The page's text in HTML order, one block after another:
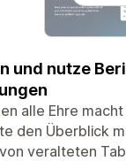
und nutze
alle Ehre
den Überblick
veralteten